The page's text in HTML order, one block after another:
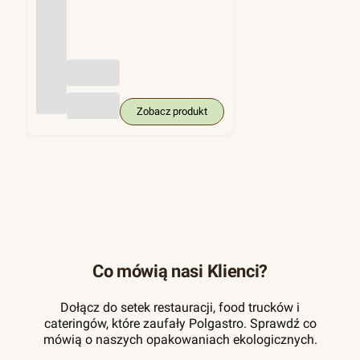
Zobacz produkt
Co mówią nasi Klienci?
Dołącz do setek restauracji, food trucków i
cateringów, które zaufały Polgastro. Sprawdź co
mówią o naszych opakowaniach ekologicznych.